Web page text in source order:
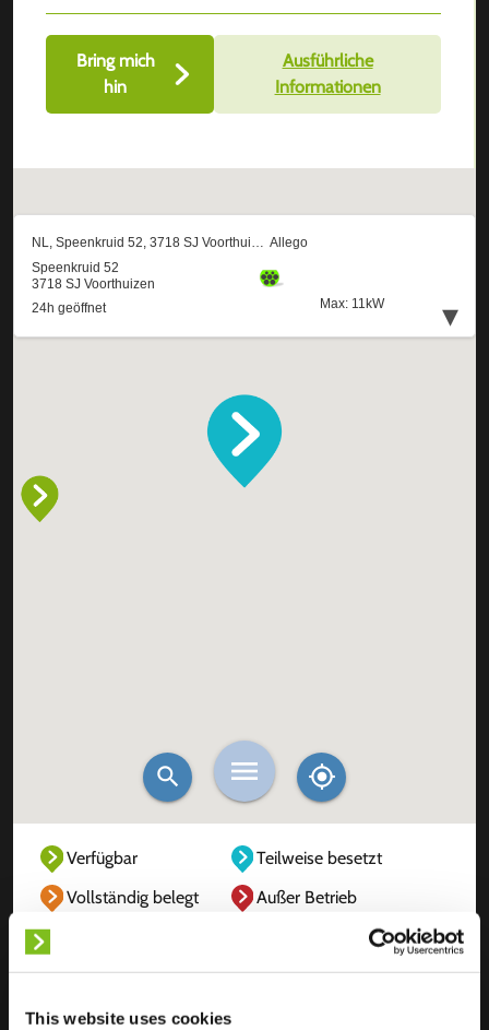
This website uses cookies
Bring mich
hin
Ausführliche
Informationen
Verfügbar
Teilweise besetzt
Vollständig belegt
Außer Betrieb